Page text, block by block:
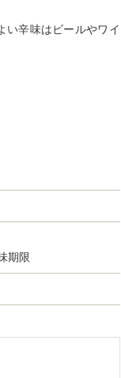
い辛味はビールやワイ
期限